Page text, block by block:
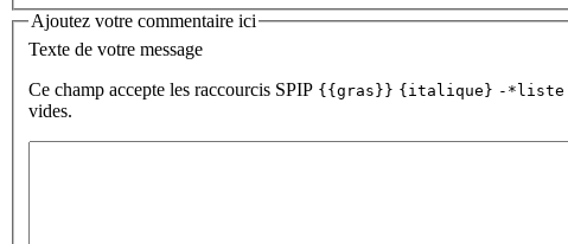
Ajoutez votre commentaire ici
Texte de votre message
Ce champ accepte les raccourcis SPIP {{gras}} {italique} -*liste
vides.